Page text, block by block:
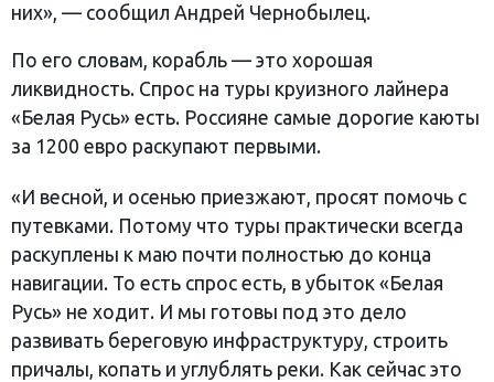
них», — сообщил Андрей Чернобылец.
По его словам, корабль — это хорошая
ликвидность. Спрос на туры круизного лайнера
«Белая Русь» есть. Россияне самые дорогие каюты
за 1200 евро раскупают первыми.
«И весной, и осенью приезжают, просят помочь с
путевками. Потому что туры практически всегда
раскуплены к маю почти полностью до конца
навигации. То есть спрос есть, в убыток «Белая
Русь» не ходит. И мы готовы под это дело
развивать береговую инфраструктуру, строить
причалы, копать и углублять реки. Как сейчас это